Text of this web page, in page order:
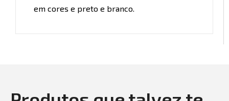
em cores e preto e branco.